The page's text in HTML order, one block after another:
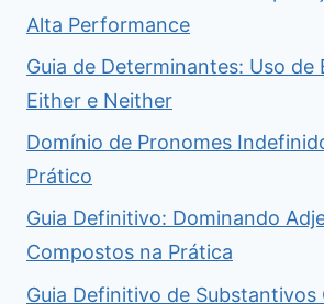
Alta Performance
Guia de Determinantes: Uso de
Either e Neither
Domínio de Pronomes
Prático
Guia Definitivo: Dominando
Compostos na Prática
Guia Definitivo de Substantivos